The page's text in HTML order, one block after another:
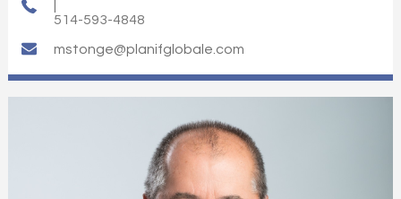
514-593-4848
mstonge@planifglobale.com